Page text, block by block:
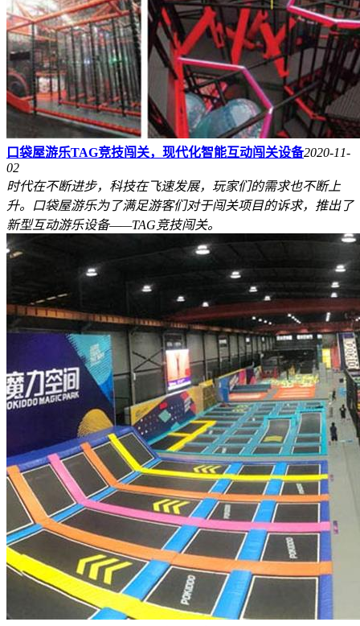
口袋屋游乐TAG竞技闯关，现代化智能互动闯关设备2020-11-
02
时代在不断进步，科技在飞速发展，玩家们的需求也不断上
升。口袋屋游乐为了满足游客们对于闯关项目的诉求，推出了
新型互动游乐设备——TAG竞技闯关。